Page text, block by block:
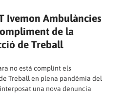
Ivemon Ambulàncies
de la
de Treball
no està complint els
Treball en plena pandèmia del
una nova denuncia